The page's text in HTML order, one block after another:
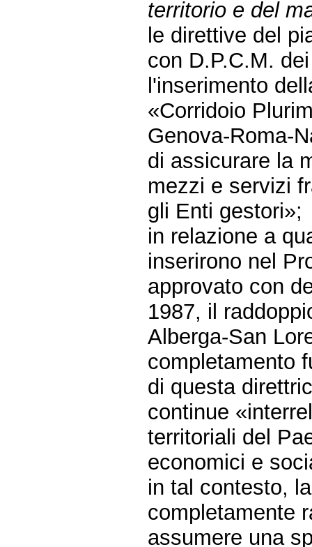
territorio e del
le direttive del
con D.P.C.M.
l'inserimento
«Corridoio
Genova-Roma-
di assicurare la
mezzi e servizi
gli Enti gestori»;
in relazione a
inserirono nel
approvato con
1987, il
Alberga-San
completamento
di questa
continue
territoriali del
economici e
in tal contesto,
completamente
assumere una